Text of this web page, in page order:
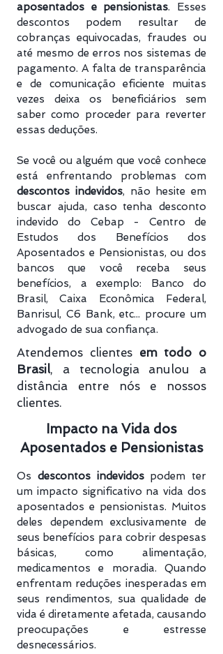
aposentados e pensionistas. Esses
descontos podem resultar de
cobranças equivocadas, fraudes ou
até mesmo de erros nos sistemas de
pagamento. A falta de transparência
e de comunicação eficiente muitas
vezes deixa os beneficiários sem
saber como proceder para reverter
essas deduções.
Se você ou alguém que você conhece
está enfrentando problemas com
descontos indevidos, não hesite em
buscar ajuda, caso tenha desconto
indevido do Cebap - Centro de
Estudos dos Benefícios dos
Aposentados e Pensionistas, ou dos
bancos que você receba seus
benefícios, a exemplo: Banco do
Brasil, Caixa Econômica Federal,
Banrisul, C6 Bank, etc... procure um
advogado de sua confiança.
Atendemos clientes em todo o
Brasil, a tecnologia anulou a
distância entre nós e nossos
clientes.
Impacto na Vida dos
Aposentados e Pensionistas
Os descontos indevidospodem ter
um impacto significativo na vida dos
aposentados e pensionistas. Muitos
deles dependem exclusivamente de
seus benefícios para cobrir despesas
básicas, como alimentação,
medicamentos e moradia. Quando
enfrentam reduções inesperadas em
seus rendimentos, sua qualidade de
vida é diretamente afetada, causando
preocupações e estresse
desnecessários.